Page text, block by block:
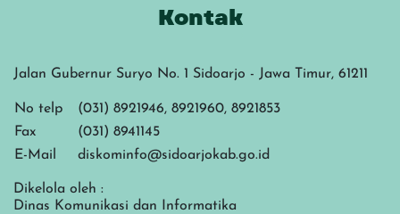
Kontak
Jalan Gubernur Suryo No. 1 Sidoarjo - Jawa Timur, 61211
No telp
(031) 8921946, 8921960, 8921853
Fax
(031) 8941145
E-Mail
diskominfo@sidoarjokab.go.id
Dikelola oleh :
Dinas Komunikasi dan Informatika